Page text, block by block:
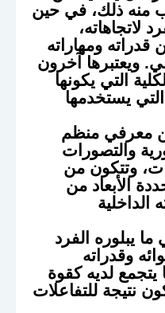
منه ذلك، في حين
لاتجاهاته،
ومهاراته
ويعتبرها آخرون
التي يكونها
يستخدمها
معرفي منظم
والتصورات
وتتكون من
الأبعاد من
الداخلية
يبلوره الفرد
وقدراته
يتجمع لديه كقوة
نتيجة للتفاعلات